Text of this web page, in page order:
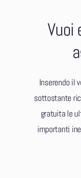
Vuoi
Inserendo il
sottostante
gratuita le
importanti